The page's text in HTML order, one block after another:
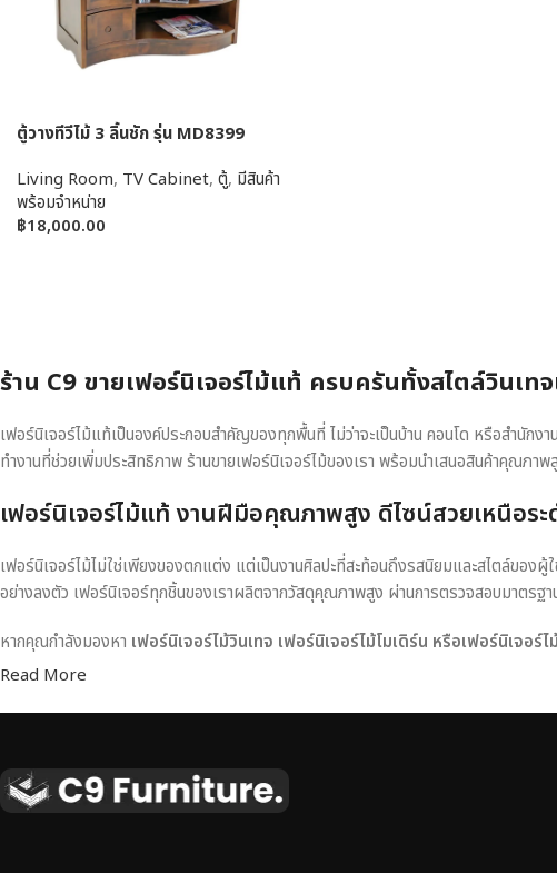
ตู้วางทีวีไม้ 3 ลิ้นชัก รุ่น MD8399
Living Room, TV Cabinet, ตู้, มีสินค้า
พร้อมจำหน่าย
฿18,000.00
ร้าน C9 ขายเฟอร์นิเจอร์ไม้แท้ ครบครันทั้งสไตล์วินเทจ
เฟอร์นิเจอร์ไม้แท้เป็นองค์ประกอบสำคัญของทุกพื้นที่ ไม่ว่าจะเป็นบ้าน คอนโด หรือสำนัก
ทำงานที่ช่วยเพิ่มประสิทธิภาพ ร้านขายเฟอร์นิเจอร์ไม้ของเรา พร้อมนำเสนอสินค้าคุณภ
เฟอร์นิเจอร์ไม้แท้ งานฝีมือคุณภาพสูง ดีไซน์สวยเหนือร
เฟอร์นิเจอร์ไม้ไม่ใช่เพียงของตกแต่ง แต่เป็นงานศิลปะที่สะท้อนถึงรสนิยมและสไตล์ของผู้
อย่างลงตัว เฟอร์นิเจอร์ทุกชิ้นของเราผลิตจากวัสดุคุณภาพสูง ผ่านการตรวจสอบมาตรฐา
หากคุณกำลังมองหา เฟอร์นิเจอร์ไม้วินเทจ เฟอร์นิเจอร์ไม้โมเดิร์น หรือเฟอร์นิเจอ
Read More